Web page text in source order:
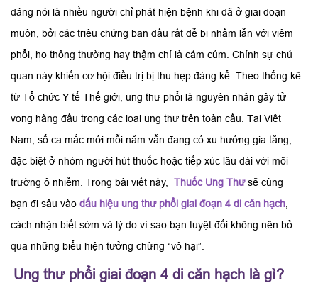
đáng nói là nhiều người chỉ phát hiện bệnh khi đã ở giai đoạn
muộn, bởi các triệu chứng ban đầu rất dễ bị nhầm lẫn với viêm
phổi, ho thông thường hay thậm chí là cảm cúm. Chính sự chủ
quan này khiến cơ hội điều trị bị thu hẹp đáng kể. Theo thống kê
từ Tổ chức Y tế Thế giới, ung thư phổi là nguyên nhân gây tử
vong hàng đầu trong các loại ung thư trên toàn cầu. Tại Việt
Nam, số ca mắc mới mỗi năm vẫn đang có xu hướng gia tăng,
đặc biệt ở nhóm người hút thuốc hoặc tiếp xúc lâu dài với môi
trường ô nhiễm. Trong bài viết này,
Thuốc Ung Thưsẽ cùng
bạn đi sâu vào dấu hiệu ung thư phổi giai đoạn 4 di căn hạch
cách nhận biết sớm và lý do vì sao bạn tuyệt đối không nên bỏ
qua những biểu hiện tưởng chừng “vô hại”.
Ung thư phổi giai đoạn 4 di căn hạch là gì?